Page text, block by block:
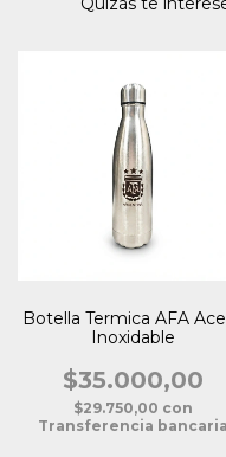
Botella Termica AFA
Inoxidable
$35.000,00
$29.750,00 con
Transferencia bancaria